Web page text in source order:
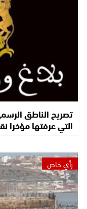
تصريح الناطق
التي عرفتها مؤخرا
رأي خاص